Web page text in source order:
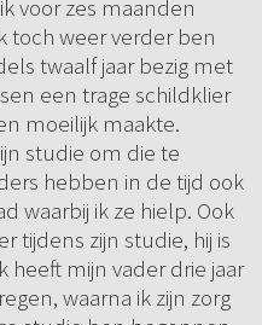
voor zes maanden
toch weer verder ben
twaalf jaar bezig met
een trage schildklier
moeilijk maakte.
studie om die te
hebben in de tijd ook
waarbij ik ze hielp. Ook
tijdens zijn studie, hij is
mijn vader drie jaar
waarna ik zijn zorg